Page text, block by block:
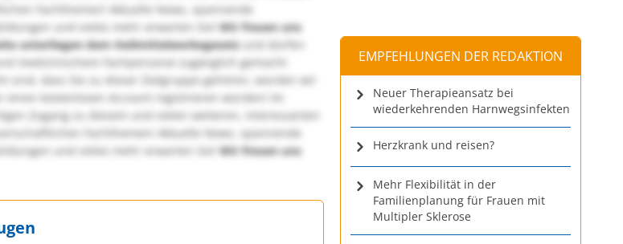
Fachthemen! Aktuelle News, spannende
und vieles mehr erwarten Sie!Wir freuen uns
unterliegen dem Heilmittelwerbegesetzund dürfen
medizinischem Fachpersonal zugänglich gemacht
sind, dass Sie zu dieser Zielgruppe gehören, würden wir
einen kostenlosen Account registrieren würden! Im
Zugang zu diesem und vielen weiteren, interessanten
Fachthemen! Aktuelle News, spannende
und vieles mehr erwarten Sie! Wir freuen uns
EMPFEHLUNGEN DER REDAKTION
Neuer Therapieansatz bei
wiederkehrenden Harnwegsinfekten
Herzkrank und reisen?
Mehr Flexibilität in der
Familienplanung für Frauen mit
Multipler Sklerose